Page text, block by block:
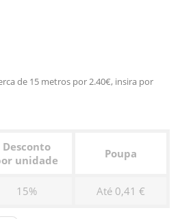
de 15 metros por 2.40€, insira por
Desconto
unidade
Poupa
15% Até 0,41 €